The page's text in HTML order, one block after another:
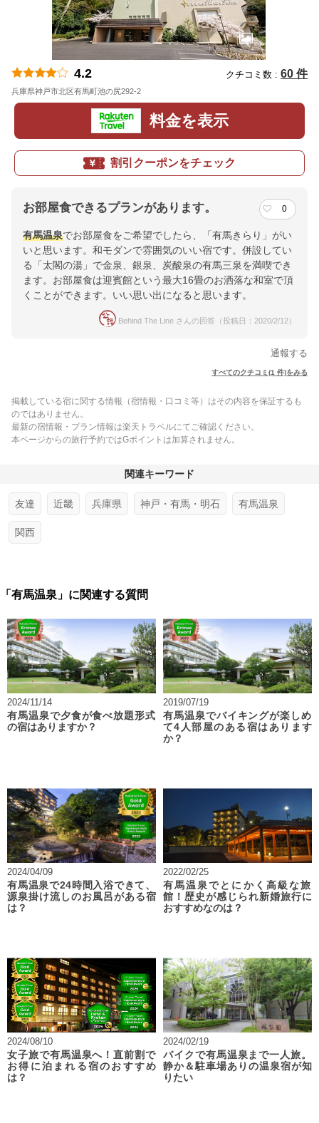
4.2 クチコミ数 : 60 件
兵庫県神戸市北区有馬町池の尻292-2
料金を表示
割引クーポンをチェック
お部屋食できるプランがあります。 0
有馬温泉でお部屋食をご希望でしたら、「有馬きらり」がい
いと思います。和モダンで雰囲気のいい宿です。併設してい
る「太閣の湯」で金泉、銀泉、炭酸泉の有馬三泉を満喫でき
ます。お部屋食は迎賓館という最大16畳のお洒落な和室で頂
くことができます。いい思い出になると思います。
Behind The Line さんの回答（投稿日：2020/2/12）
通報する
すべてのクチコミ(1 件)をみる
掲載している宿に関する情報（宿情報・口コミ等）はその内容を保証するも
のではありません。
最新の宿情報・プラン情報は楽天トラベルにてご確認ください。
本ページからの旅行予約ではGポイントは加算されません。
関連キーワード
友達 近畿 兵庫県 神戸・有馬・明石 有馬温泉
関西
「有馬温泉」に関連する質問
2024/11/14
有馬温泉で夕食が食べ放題形式
の宿はありますか？
2019/07/19
有馬温泉でバイキングが楽しめ
て4人部屋のある宿はあります
か？
2024/04/09
有馬温泉で24時間入浴できて、
源泉掛け流しのお風呂がある宿
は？
2022/02/25
有馬温泉でとにかく高級な旅
館！歴史が感じられ新婚旅行に
おすすめなのは？
2024/08/10
女子旅で有馬温泉へ！直前割で
お得に泊まれる宿のおすすめ
は？
2024/02/19
バイクで有馬温泉まで一人旅。
静か＆駐車場ありの温泉宿が知
りたい